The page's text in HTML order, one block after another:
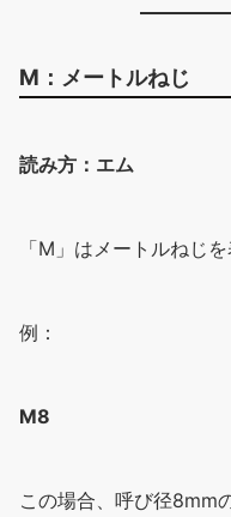
M：メートルねじ
読み方：エム
「M」はメートルねじを
例：
M8
この場合、呼び径8mm